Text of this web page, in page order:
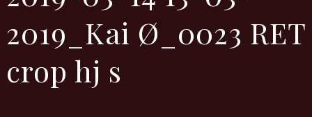
2019_Kai Ø_0023 RET
crop hj s